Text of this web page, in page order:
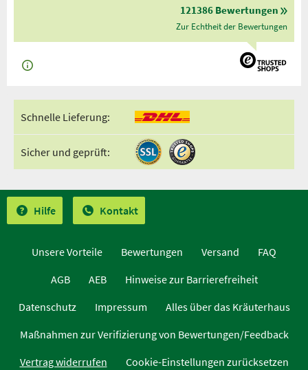
121386 Bewertungen
Zur Echtheit der Bewertungen
Schnelle Lieferung:
Sicher und geprüft:
Hilfe Kontakt
Unsere Vorteile Bewertungen Versand
FAQ
AGB
AEB
Hinweise zur Barrierefreiheit
Datenschutz
Impressum
Alles über das Kräuterhaus
Maßnahmen zur Verifizierung von Bewertungen/Feedback
Vertrag widerrufen
Cookie-Einstellungen zurücksetzen